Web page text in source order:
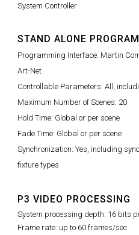
System Controller
STAND ALONE
Programming Interface: Martin
Art-Net
Controllable Parameters: All,
Maximum Number of Scenes: 20
Hold Time: Global or per scene
Fade Time: Global or per scene
Synchronization: Yes, including
fixture types
P3 VIDEO PROCESSING
System processing depth: 16 bits
Frame rate: up to 60 frames/sec